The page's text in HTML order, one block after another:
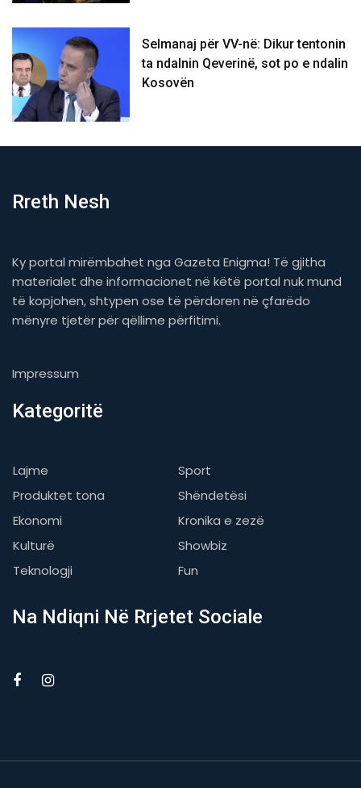
Selmanaj për VV-në: Dikur tentonin
ta ndalnin Qeverinë, sot po e ndalin
Kosovën
Rreth Nesh
Ky portal mirëmbahet nga Gazeta Enigma! Të gjitha
materialet dhe informacionet në këtë portal nuk mund
të kopjohen, shtypen ose të përdoren në çfarëdo
mënyre tjetër për qëllime përfitimi.
Impressum
Kategoritë
Lajme
Sport
Produktet tona
Shëndetësi
Ekonomi
Kronika e zezë
Kulturë
Showbiz
Teknologji
Fun
Na Ndiqni Në Rrjetet Sociale